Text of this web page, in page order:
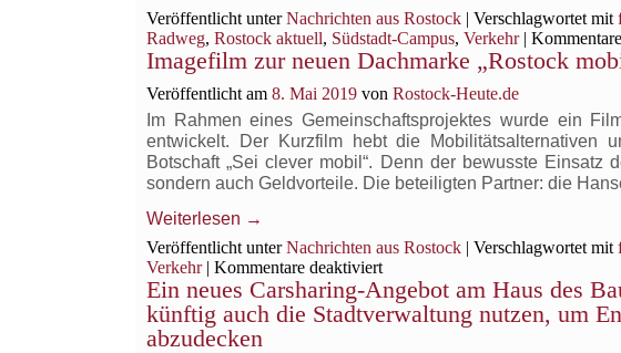
Veröffentlicht unter Nachrichten aus Rostock | Verschlagwortet mit
Radweg, Rostock aktuell, Südstadt-Campus, Verkehr |
Imagefilm zur neuen Dachmarke „Rostock
Veröffentlicht am 8. Mai 2019 von Rostock-Heute.de
Im Rahmen eines Gemeinschaftsprojektes wurde ein
entwickelt. Der Kurzfilm hebt die Mobilitätsalternativen
Botschaft „Sei clever mobil“. Denn der bewusste Einsatz
sondern auch Geldvorteile. Die beteiligten Partner: die
Weiterlesen →
Veröffentlicht unter Nachrichten aus Rostock | Verschlagwortet mit
Verkehr | Kommentare deaktiviertfür
Imagefilm
zur
neuen
Ein neues Carsharing-Angebot am Haus des
künftig auch die Stadtverwaltung nutzen, um
abzudecken